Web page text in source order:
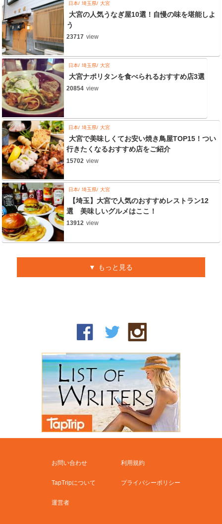
日本 埼玉県 大宮
大宮の人気うなぎ屋10選！自慢の味を堪能しよ
う
23717 view
日本 埼玉県 大宮
大宮ナポリタンを食べられるおすすめ店3選
20854 view
日本 埼玉県 大宮
大宮で美味しくてお安い焼き鳥屋TOP15！つい
行きたくなるおすすめ店をご紹介
15702 view
日本 埼玉県 大宮
【埼玉】大宮で人気のおすすめレストラン12
選 美味しいグルメはここ！
13912 view
もっと見る
お問い合わせ 利用規約
TapTripについて プライバシーポリシー
運営者